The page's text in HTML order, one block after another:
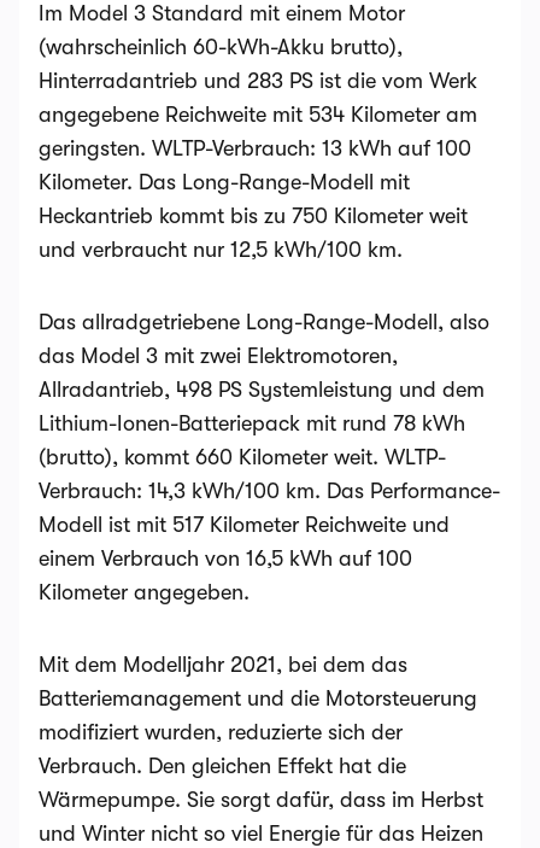
Im Model 3 Standard mit einem Motor
(wahrscheinlich 60-kWh-Akku brutto),
Hinterradantrieb und 283 PS ist die vom Werk
angegebene Reichweite mit 534 Kilometer am
geringsten. WLTP-Verbrauch: 13 kWh auf 100
Kilometer. Das Long-Range-Modell mit
Heckantrieb kommt bis zu 750 Kilometer weit
und verbraucht nur 12,5 kWh/100 km.
Das allradgetriebene Long-Range-Modell, also
das Model 3 mit zwei Elektromotoren,
Allradantrieb, 498 PS Systemleistung und dem
Lithium-Ionen-Batteriepack mit rund 78 kWh
(brutto), kommt 660 Kilometer weit. WLTP-
Verbrauch: 14,3 kWh/100 km. Das Performance-
Modell ist mit 517 Kilometer Reichweite und
einem Verbrauch von 16,5 kWh auf 100
Kilometer angegeben.
Mit dem Modelljahr 2021, bei dem das
Batteriemanagement und die Motorsteuerung
modifiziert wurden, reduzierte sich der
Verbrauch. Den gleichen Effekt hat die
Wärmepumpe. Sie sorgt dafür, dass im Herbst
und Winter nicht so viel Energie für das Heizen